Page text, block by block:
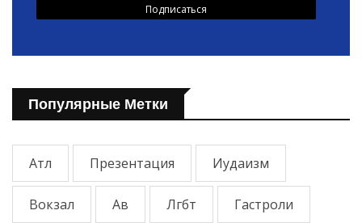
Популярные Метки
Атл Презентация Иудаизм
Вокзал Ав Лгбт Гастроли